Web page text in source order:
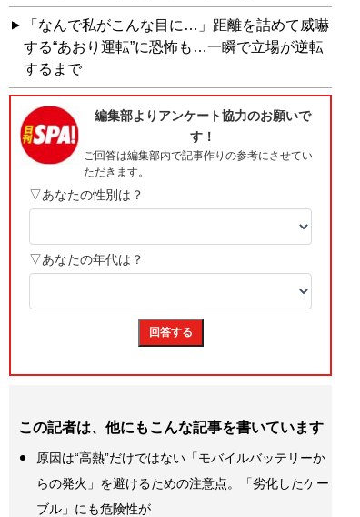
「なんで私がこんな目に…」距離を詰めて威嚇
する“あおり運転”に恐怖も…一瞬で立場が逆転
するまで
この記者は、他にもこんな記事を書いています
原因は“高熱”だけではない「モバイルバッテリーか
らの発火」を避けるための注意点。「劣化したケー
ブル」にも危険性が